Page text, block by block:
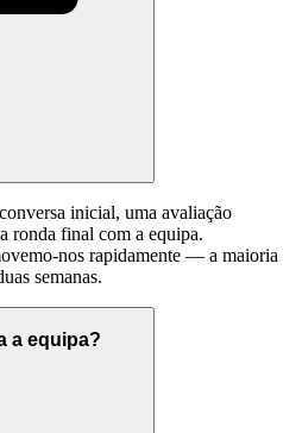
— assistência à relocalização
inicial, uma avaliação
ronda final com a equipa.
nos rapidamente — a maioria
semanas.
a equipa?